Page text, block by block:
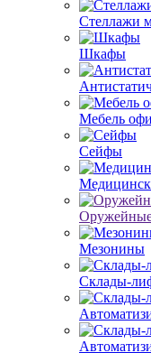
Стеллажи
Шкафы
Мебель
Сейфы
Мезонины
Склады-